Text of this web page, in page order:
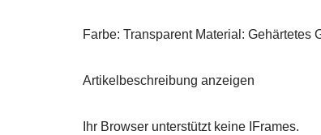
Farbe: Transparent Material: Gehärtetes
Artikelbeschreibung anzeigen
Ihr Browser unterstützt keine IFrames.